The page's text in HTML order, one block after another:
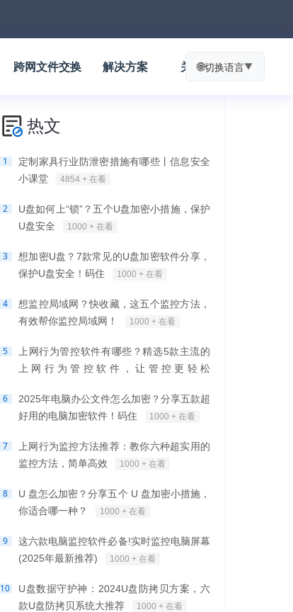
跨网文件交换 解决方案 关于我们
🌐切换语言▼
热文
1
定制家具行业防泄密措施有哪些丨信息安全
小课堂
4854 + 在看
2
U盘如何上“锁”？五个U盘加密小措施，保护
U盘安全
1000 + 在看
3
想加密U盘？7款常见的U盘加密软件分享，
保护U盘安全！码住
1000 + 在看
4
想监控局域网？快收藏，这五个监控方法，
有效帮你监控局域网！
1000 + 在看
5
上网行为管控软件有哪些？精选5款主流的
上网行为管控软件，让管控更轻松
6
2025年电脑办公文件怎么加密？分享五款超
好用的电脑加密软件！码住
1000 + 在看
7
上网行为监控方法推荐：教你六种超实用的
监控方法，简单高效
1000 + 在看
8
U 盘怎么加密？分享五个 U 盘加密小措施，
你适合哪一种？
1000 + 在看
9
这六款电脑监控软件必备!实时监控电脑屏幕
(2025年最新推荐)
1000 + 在看
10
U盘数据守护神：2024U盘防拷贝方案，六
款U盘防拷贝系统大推荐
1000 + 在看